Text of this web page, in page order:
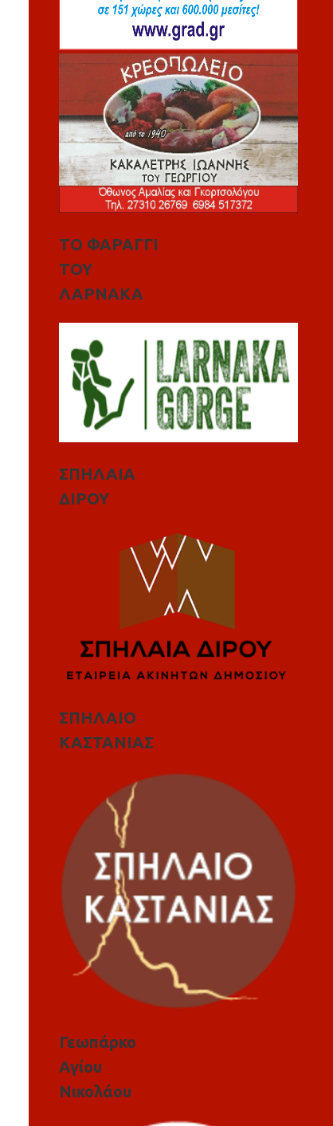
ΤΟ ΦΑΡΑΓΓΙ
ΤΟΥ
ΛΑΡΝΑΚΑ
ΣΠΗΛΑΙΑ
ΔΙΡΟΥ
ΣΠΗΛΑΙΟ
ΚΑΣΤΑΝΙΑΣ
Γεωπάρκο
Αγίου
Νικολάου